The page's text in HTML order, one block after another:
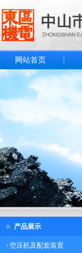
网站首页
产品展示
空压机及配套装置